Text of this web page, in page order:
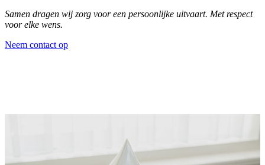
Samen dragen wij zorg voor een persoonlijke uitvaart. Met respect
voor elke wens.
Neem contact op